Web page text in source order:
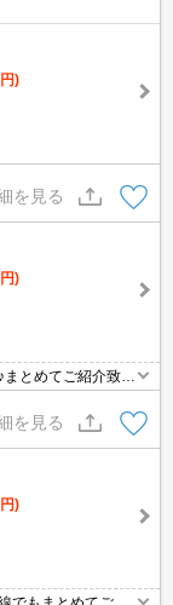
)
を見る
)
とめてご紹介致し
タウンハウジングま
を見る
)